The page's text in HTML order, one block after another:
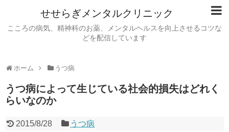
せせらぎメンタルクリニック
こころの病気、精神科のお薬、メンタルヘルスを向上させるコツな
どを配信しています
ホーム うつ病
うつ病によって生じている社会的損失はどれく
らいなのか
2015/8/28 うつ病